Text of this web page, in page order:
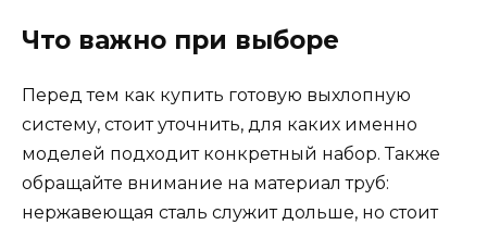
Что важно при выборе
Перед тем как купить готовую выхлопную
систему, стоит уточнить, для каких именно
моделей подходит конкретный набор. Также
обращайте внимание на материал труб:
нержавеющая сталь служит дольше, но стоит